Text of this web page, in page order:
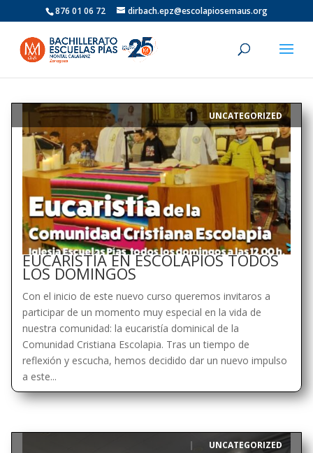
876 01 06 72 dirbach.epz@escolapiosemaus.org
EUCARISTÍA EN ESCOLAPIOS TODOS
LOS DOMINGOS
UNCATEGORIZED
Con el inicio de este nuevo curso queremos invitaros a
participar de un momento muy especial en la vida de
nuestra comunidad: la eucaristía dominical de la
Comunidad Cristiana Escolapia. Tras un tiempo de
reflexión y escucha, hemos decidido dar un nuevo impulso
a este...
UNCATEGORIZED